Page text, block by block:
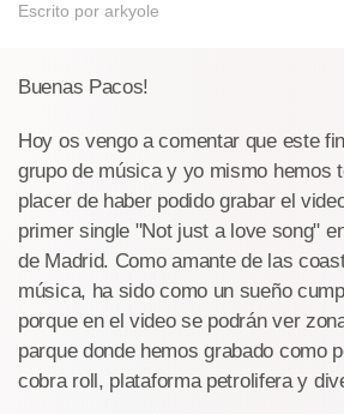
Escrito por arkyole
Buenas Pacos!
Hoy os vengo a comentar que este
grupo de música y yo mismo hemos
placer de haber podido grabar el
primer single "Not just a love song"
de Madrid. Como amante de las
música, ha sido como un sueño
porque en el video se podrán ver
parque donde hemos grabado como
cobra roll, plataforma petrolifera y